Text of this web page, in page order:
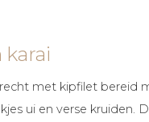
karai
met kipfilet bereid
ui en verse kruiden.